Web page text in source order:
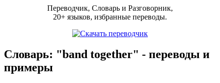
Переводчик, Словарь и Разговорник,
20+ языков, избранные переводы.
Словарь: "band together" - переводы и
примеры